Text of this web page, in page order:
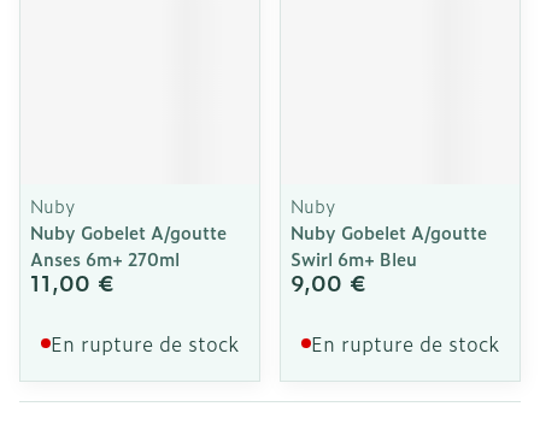
Nuby
Nuby Gobelet A/goutte
Anses 6m+ 270ml
11,00 €
En rupture de stock
Nuby
Nuby Gobelet A/goutte
Swirl 6m+ Bleu
9,00 €
En rupture de stock